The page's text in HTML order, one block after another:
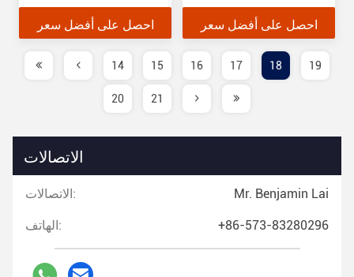
تردد التشويش
احصل على أفضل سعر احصل على أفضل سعر
14 15 16 17 18 19
20 21
الاتصالات
الاتصالات: Mr. Benjamin Lai
الهاتف: +86-573-83280296